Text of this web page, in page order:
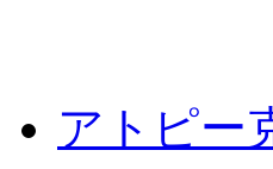
アトピー